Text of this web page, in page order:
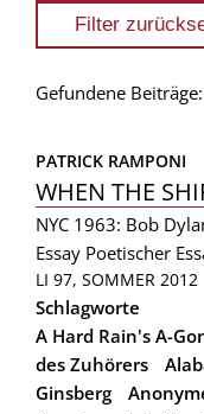
Gefundene Beiträge:
PATRICK RAMPONI
WHEN THE
NYC 1963: Bob
Essay Poetischer
LI 97, SOMMER 2012
Schlagworte
A Hard Rain's A-
des Zuhörers
Ginsberg